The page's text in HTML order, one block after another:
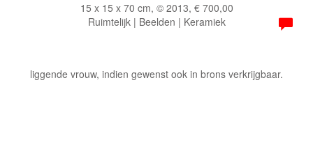
15 x 15 x 70 cm, © 2013, € 700,00
Ruimtelijk | Beelden | Keramiek
liggende vrouw, indien gewenst ook in brons verkrijgbaar.